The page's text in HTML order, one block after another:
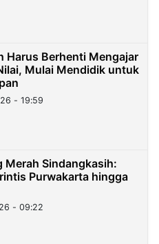
Harus Berhenti Mengajar
Mulai Mendidik untuk
- 19:59
Merah Sindangkasih:
Purwakarta hingga
- 09:22